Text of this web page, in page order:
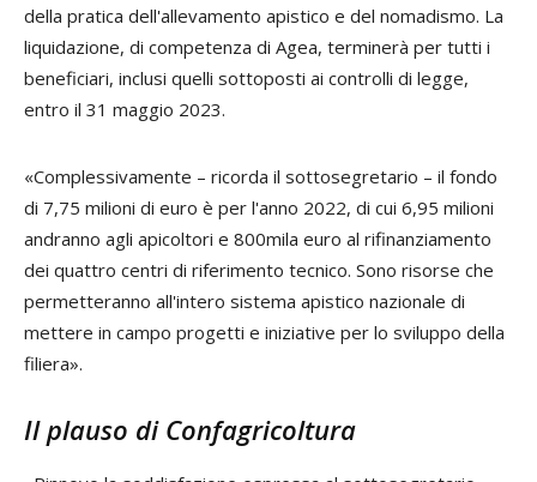
della pratica dell'allevamento apistico e del nomadismo. La
liquidazione, di competenza di Agea, terminerà per tutti i
beneficiari, inclusi quelli sottoposti ai controlli di legge,
entro il 31 maggio 2023.
«Complessivamente – ricorda il sottosegretario – il fondo
di 7,75 milioni di euro è per l'anno 2022, di cui 6,95 milioni
andranno agli apicoltori e 800mila euro al rifinanziamento
dei quattro centri di riferimento tecnico. Sono risorse che
permetteranno all'intero sistema apistico nazionale di
mettere in campo progetti e iniziative per lo sviluppo della
filiera».
Il plauso di Confagricoltura